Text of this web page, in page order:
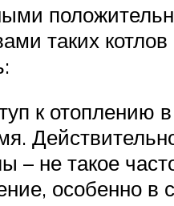
таких
к отоплению
– не такое
особенно в